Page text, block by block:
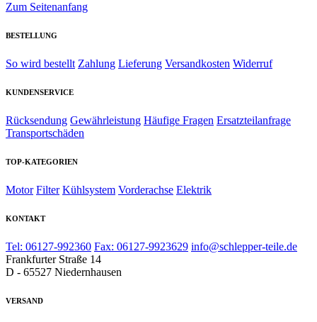
Zum Seitenanfang
BESTELLUNG
So wird bestellt Zahlung Lieferung Versandkosten Widerruf
KUNDENSERVICE
Rücksendung Gewährleistung Häufige Fragen Ersatzteilanfrage
Transportschäden
TOP-KATEGORIEN
Motor Filter Kühlsystem Vorderachse Elektrik
KONTAKT
Tel: 06127-992360 Fax: 06127-9923629 info@schlepper-teile.de
Frankfurter Straße 14
D - 65527 Niedernhausen
VERSAND